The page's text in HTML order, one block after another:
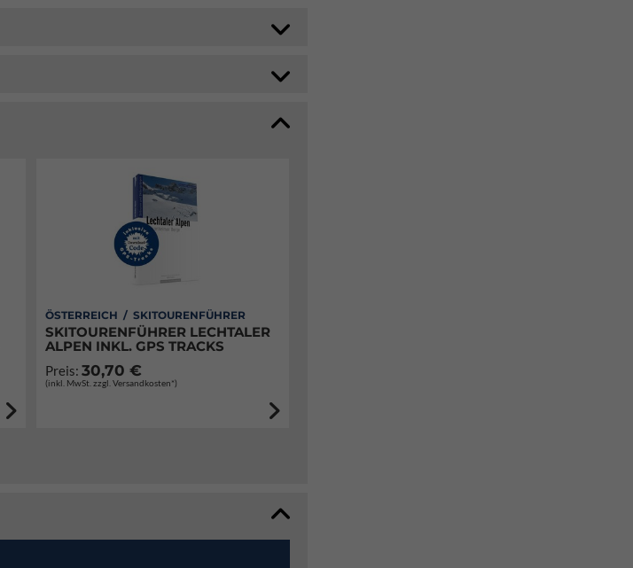
ÖSTERREICH / SKITOURENFÜHRER
SKITOURENFÜHRER LECHTALER
ALPEN INKL. GPS TRACKS
Preis:30,70 €
(inkl. MwSt. zzgl. Versandkosten*)